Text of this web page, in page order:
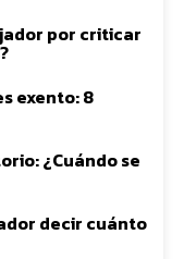
por criticar
exento: 8
¿Cuándo se
decir cuánto